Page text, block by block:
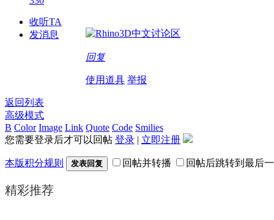
收听TA
发消息
回复
使用道具 举报
返回列表
高级模式
B Color Image Link Quote Code Smilies
您需要登录后才可以回帖 登录 | 立即注册
本版积分规则 发表回复 回帖并转播 回帖后跳转到最后
精彩推荐